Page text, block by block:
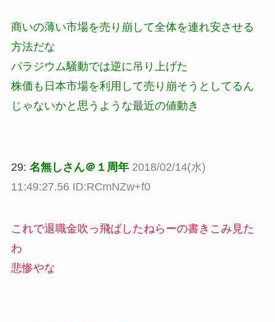
商いの薄い市場を売り崩して全体を連れ安させる
方法だな
パラジウム騒動では逆に吊り上げた
株価も日本市場を利用して売り崩そうとしてるん
じゃないかと思うような最近の値動き
29: 名無しさん＠１周年 2018/02/14(水)
11:49:27.56 ID:RCmNZw+f0
これで退職金吹っ飛ばしたねらーの書きこみ見た
わ
悲惨やな